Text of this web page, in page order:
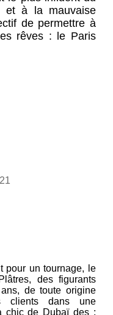
et à la mauvaise
de permettre à
rêves : le Paris
pour un tournage, le
des figurants
de toute origine
clients dans une
chic de Dubaï des :